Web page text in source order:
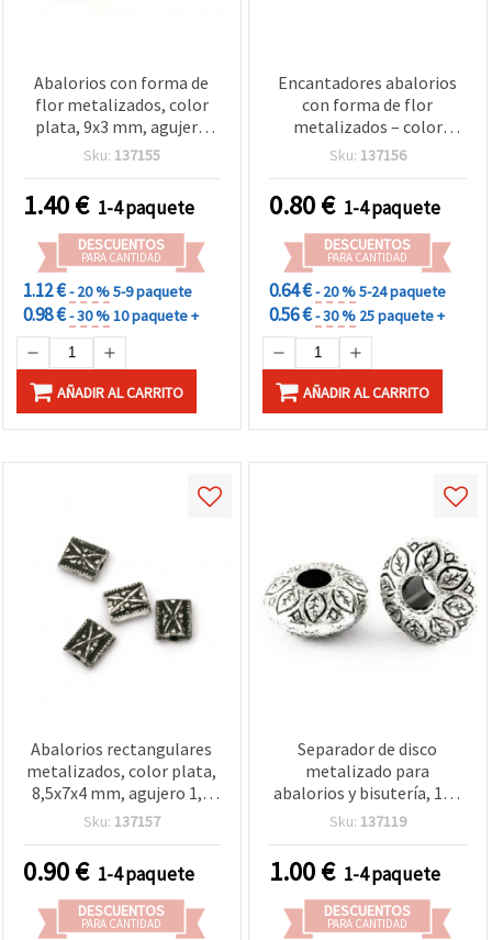
Abalorios con forma de
flor metalizados, color
plata, 9x3 mm, agujero
1,5 mm, 50 g (~428 uds)
Sku: 137155
1.40€ 1-4 paquete
DESCUENTOS
PARA CANTIDAD
1.12 €- 20 %5-9 paquete
0.98 €- 30 %10 paquete +
AÑADIR AL CARRITO
Encantadores abalorios
con forma de flor
metalizados – color
plata, 8x4 mm, agujero 2
– ideales para bisutería,
adornos de manualidades
y creaciones DIY
Sku: 137156
0.80€ 1-4 paquete
DESCUENTOS
PARA CANTIDAD
0.64 €- 20 %5-24 paquete
0.56 €- 30 % 25 paquete +
AÑADIR AL CARRITO
Abalorios rectangulares
metalizados, color plata,
8,5x7x4 mm, agujero 1,5
mm, 20 g (~104 uds)
Sku: 137157
0.90€ 1-4 paquete
DESCUENTOS
PARA CANTIDAD
Separador de disco
metalizado para
abalorios y bisutería, 14 x
7,5 mm, agujero 4 mm,
Sku: 137119
1.00€ 1-4 paquete
DESCUENTOS
PARA CANTIDAD